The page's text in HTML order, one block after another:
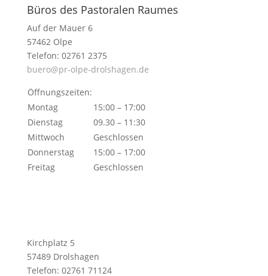
Büros des Pastoralen Raumes
Auf der Mauer 6
57462 Olpe
Telefon: 02761 2375
buero@pr-olpe-drolshagen.de
Öffnungszeiten:
Montag
15:00 – 17:00
Dienstag
09.30 – 11:30
Mittwoch
Geschlossen
Donnerstag
15:00 – 17:00
Freitag
Geschlossen
Kirchplatz 5
57489 Drolshagen
Telefon: 02761 71124